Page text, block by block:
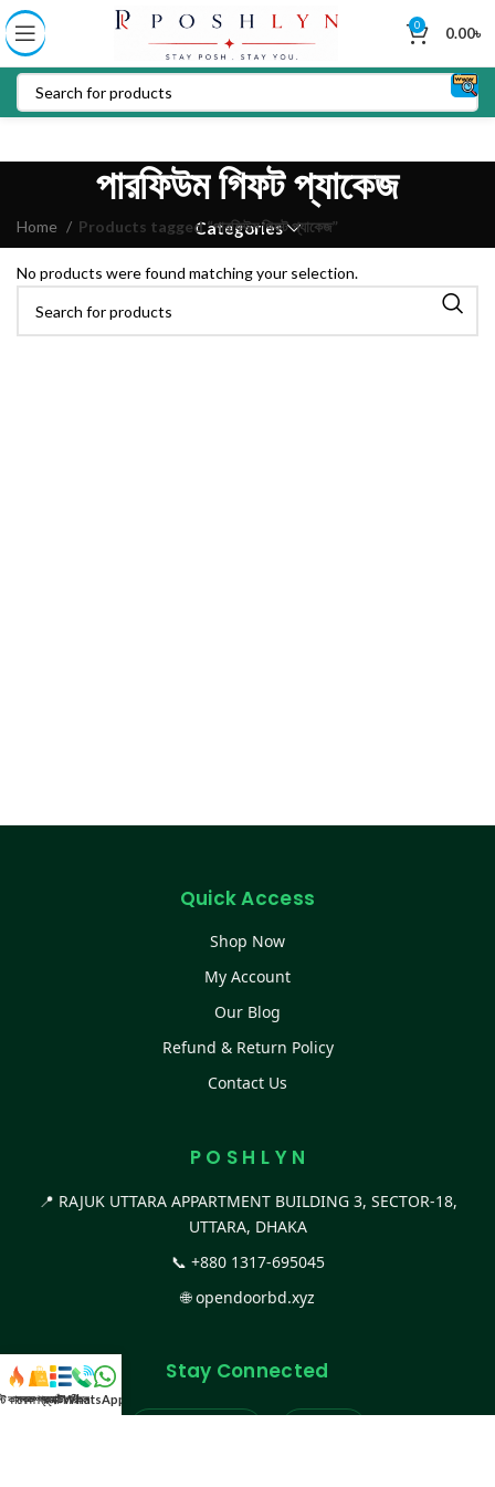
0 0.00৳
পারফিউম গিফট প্যাকেজ
Categories
Home Products tagged “পারফিউম গিফট প্যাকেজ”
No products were found matching your selection.
Quick Access
Shop Now
My Account
Our Blog
Refund & Return Policy
Contact Us
P O S H L Y N
📍 RAJUK UTTARA APPARTMENT BUILDING 3, SECTOR-18,
UTTARA, DHAKA
📞 +880 1317-695045
🌐opendoorbd.xyz
Stay Connected
কালেকশন
সকল প্রডাক্টক্যাটাগরিকল
WhatsApp করুন